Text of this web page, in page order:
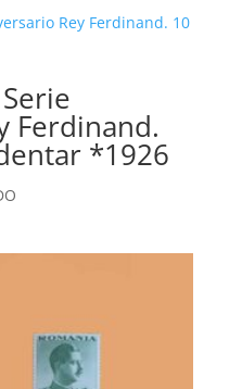
Ferdinand.
*1926